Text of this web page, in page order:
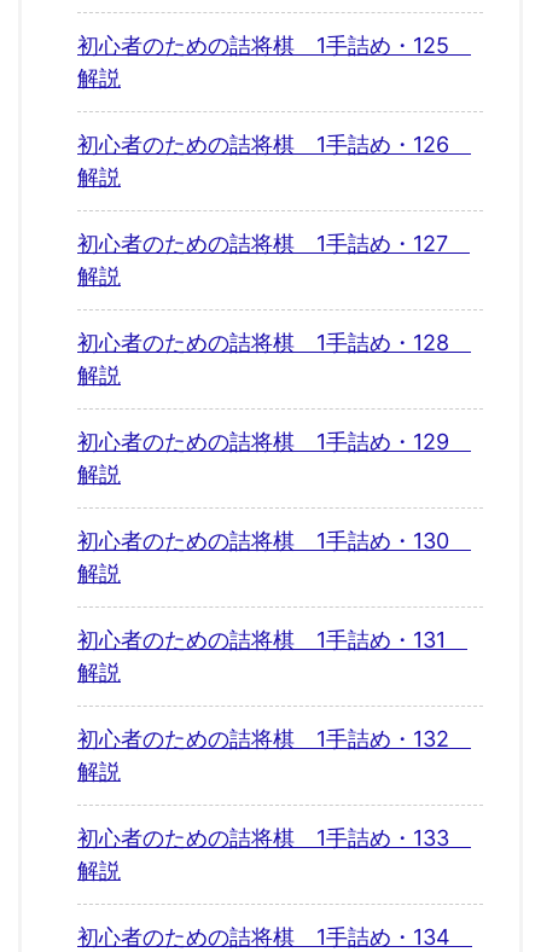
初心者のための詰将棋 1手詰め・125
解説
初心者のための詰将棋 1手詰め・126
解説
初心者のための詰将棋 1手詰め・127
解説
初心者のための詰将棋 1手詰め・128
解説
初心者のための詰将棋 1手詰め・129
解説
初心者のための詰将棋 1手詰め・130
解説
初心者のための詰将棋 1手詰め・131
解説
初心者のための詰将棋 1手詰め・132
解説
初心者のための詰将棋 1手詰め・133
解説
初心者のための詰将棋 1手詰め・134